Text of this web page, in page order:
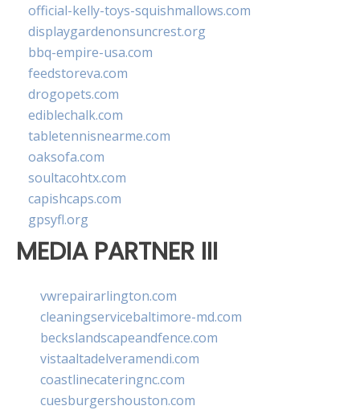
official-kelly-toys-squishmallows.com
displaygardenonsuncrest.org
bbq-empire-usa.com
feedstoreva.com
drogopets.com
ediblechalk.com
tabletennisnearme.com
oaksofa.com
soultacohtx.com
capishcaps.com
gpsyfl.org
MEDIA PARTNER III
vwrepairarlington.com
cleaningservicebaltimore-md.com
beckslandscapeandfence.com
vistaaltadelveramendi.com
coastlinecateringnc.com
cuesburgershouston.com